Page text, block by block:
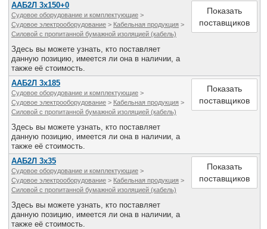
ААБ2Л 3х150+0
Судовое оборудование и комплектующие >
Судовое электрооборудование > Кабельная продукция >
Силовой с пропитанной бумажной изоляцией (кабель)
Здесь вы можете узнать, кто поставляет
данную позицию, имеется ли она в наличии, а
также её стоимость.
Показать
поставщиков
ААБ2Л 3х185
Судовое оборудование и комплектующие >
Судовое электрооборудование > Кабельная продукция >
Силовой с пропитанной бумажной изоляцией (кабель)
Здесь вы можете узнать, кто поставляет
данную позицию, имеется ли она в наличии, а
также её стоимость.
Показать
поставщиков
ААБ2Л 3х35
Судовое оборудование и комплектующие >
Судовое электрооборудование > Кабельная продукция >
Силовой с пропитанной бумажной изоляцией (кабель)
Здесь вы можете узнать, кто поставляет
данную позицию, имеется ли она в наличии, а
также её стоимость.
Показать
поставщиков